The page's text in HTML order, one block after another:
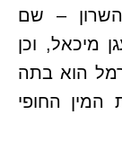
– שם
מיכאל, וכן
הוא בתה
המין החופי